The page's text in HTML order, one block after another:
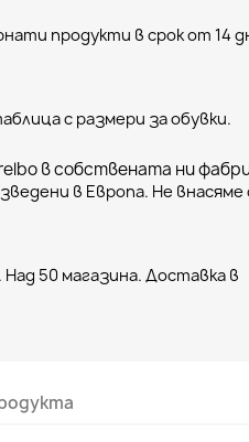
продукти в срок от 14
с размери за обувки.
в собствената ни
в Европа. Не
50 магазина. Доставка в